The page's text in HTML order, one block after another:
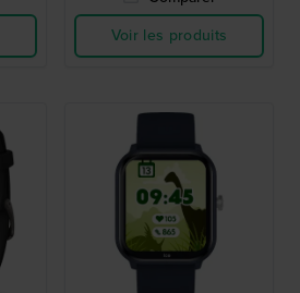
Voir les produits